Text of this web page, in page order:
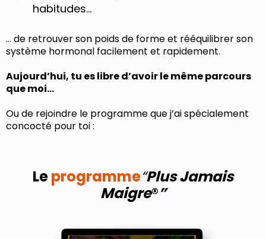
habitudes…
… de retrouver son poids de forme et rééquilibrer son
système hormonal facilement et rapidement.
Aujourd’hui, tu es libre d’avoir le même parcours
que moi…
Ou de rejoindre le programme que j’ai spécialement
concocté pour toi :
Leprogramme“Plus Jamais
Maigre®”